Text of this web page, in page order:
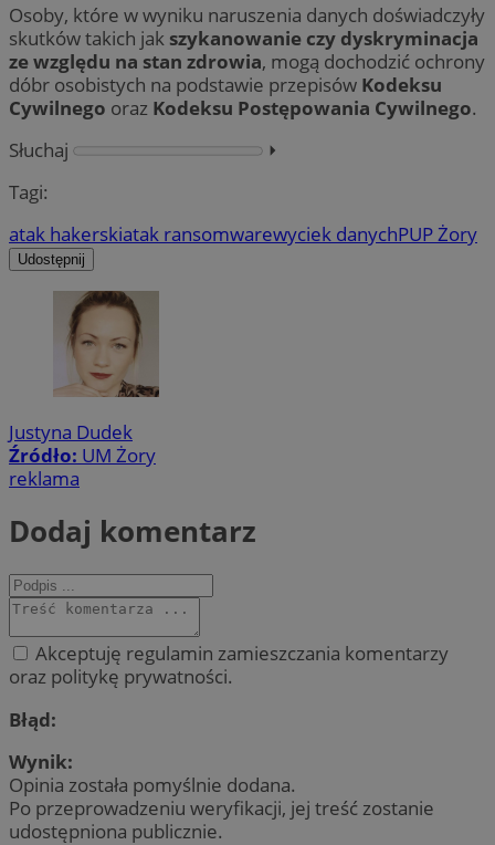
Osoby, które w wyniku naruszenia danych doświadczyły
skutków takich jak szykanowanie czy dyskryminacja
ze względu na stan zdrowia, mogą dochodzić ochrony
dóbr osobistych na podstawie przepisów Kodeksu
Cywilnego oraz Kodeksu Postępowania Cywilnego.
Słuchaj
⏵︎
Tagi:
atak hakerskiatak ransomwarewyciek danychPUP Żory
Udostępnij
Justyna Dudek
Źródło: UM Żory
reklama
Dodaj komentarz
Akceptuję regulamin zamieszczania komentarzy
oraz politykę prywatności.
Błąd:
Wynik:
Opinia została pomyślnie dodana.
Po przeprowadzeniu weryfikacji, jej treść zostanie
udostępniona publicznie.